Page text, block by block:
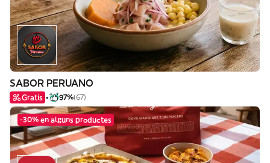
SABOR PERUANO
Gratis 97%(67)
-30% en alguns productes